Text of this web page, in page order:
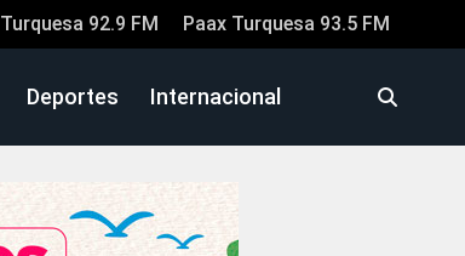
Turquesa 92.9 FM Paax Turquesa 93.5 FM
Deportes Internacional